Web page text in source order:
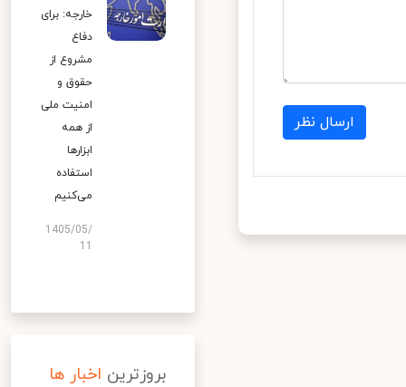
ارسال نظر
خارجه: برای
دفاع
مشروع از
حقوق و
امنیت ملی
از همه
ابزارها
استفاده
می‌کنیم
1405/05/
بروزترین اخبار ها